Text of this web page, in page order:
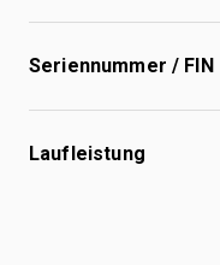
Seriennummer / FIN
Laufleistung